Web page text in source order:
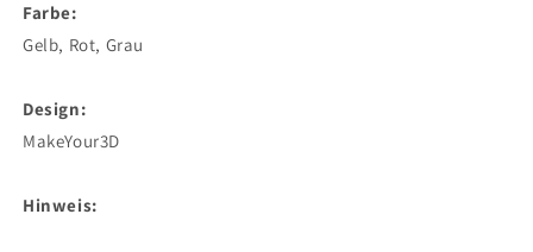
Farbe:
Gelb, Rot, Grau
Design:
MakeYour3D
Hinweis: